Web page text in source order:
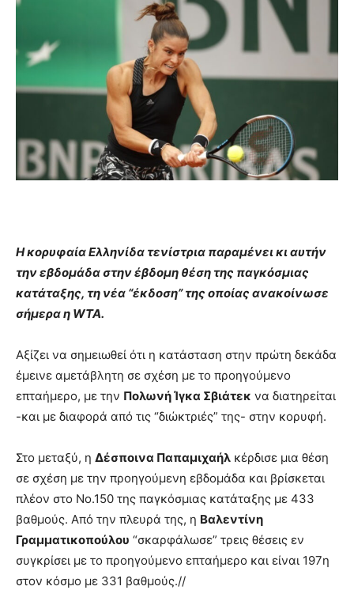
Η κορυφαία Ελληνίδα τενίστρια παραμένει κι αυτήν
την εβδομάδα στην έβδομη θέση της παγκόσμιας
κατάταξης, τη νέα “έκδοση” της οποίας ανακοίνωσε
σήμερα η WTA.
Αξίζει να σημειωθεί ότι η κατάσταση στην πρώτη δεκάδα
έμεινε αμετάβλητη σε σχέση με το προηγούμενο
επταήμερο, με την Πολωνή Ίγκα Σβιάτεκ να διατηρείται
-και με διαφορά από τις “διώκτριές” της- στην κορυφή.
Στο μεταξύ, η Δέσποινα Παπαμιχαήλ κέρδισε μια θέση
σε σχέση με την προηγούμενη εβδομάδα και βρίσκεται
πλέον στο Νο.150 της παγκόσμιας κατάταξης με 433
βαθμούς. Από την πλευρά της, η Βαλεντίνη
Γραμματικοπούλου “σκαρφάλωσε” τρεις θέσεις εν
συγκρίσει με το προηγούμενο επταήμερο και είναι 197η
στον κόσμο με 331 βαθμούς.//